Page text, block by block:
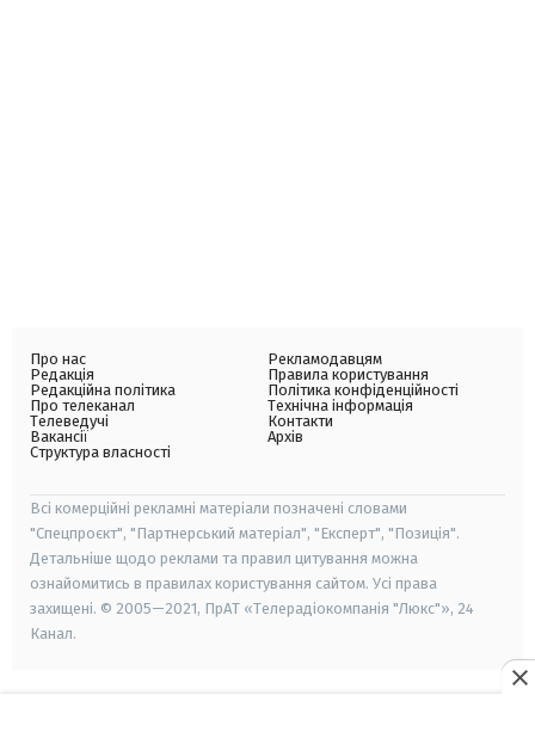
Про нас
Редакція
Редакційна політика
Про телеканал
Телеведучі
Вакансії
Структура власності
Рекламодавцям
Правила користування
Політика конфіденційності
Технічна інформація
Контакти
Архів
Всі комерційні рекламні матеріали позначені словами
"Спецпроєкт", "Партнерський матеріал", "Експерт", "Позиція".
Детальніше щодо реклами та правил цитування можна
ознайомитись в правилах користування сайтом. Усі права
захищені. © 2005—2021, ПрАТ «Телерадіокомпанія "Люкс"», 24
Канал.